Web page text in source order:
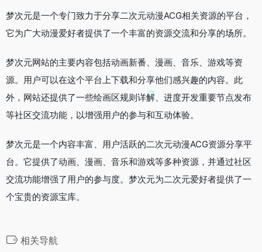
梦次元是一个专门致力于分享二次元动漫ACG相关资源的平台，
它为广大动漫爱好者提供了一个丰富的资源交流和分享的场所。
梦次元网站的主要内容包括动画新番、漫画、音乐、游戏等资
源。用户可以在这个平台上下载和分享他们感兴趣的内容。此
外，网站还提供了一些绘画区规则详解、进度开发重要节点发布
等社区交流功能，以增强用户的参与和互动体验。
梦次元是一个内容丰富、用户活跃的二次元动漫ACG资源分享平
台。它提供了动画、漫画、音乐和游戏等多种资源，并通过社区
交流功能增强了用户的参与度。梦次元为二次元爱好者提供了一
个宝贵的资源宝库。
相关导航